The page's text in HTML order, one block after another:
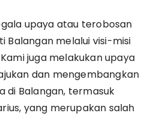
upaya atau terobosan
Balangan melalui visi-misi
juga melakukan upaya
dan mengembangkan
di Balangan, termasuk
yang merupakan salah